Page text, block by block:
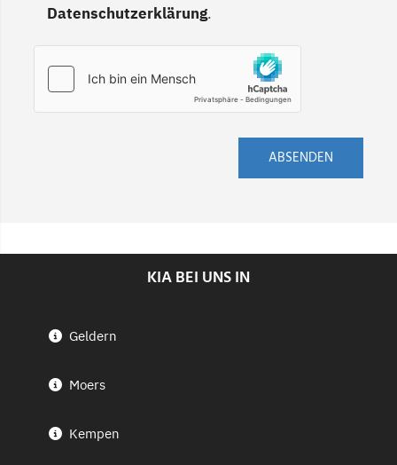
Datenschutzerklärung.
ABSENDEN
KIA BEI UNS IN
Geldern
Moers
Kempen